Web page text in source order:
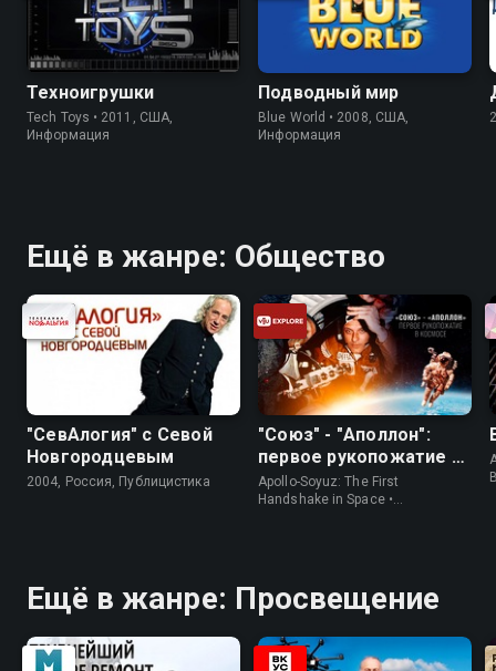
Техноигрушки
Tech Toys • 2011, США,
Информация
Подводный мир
Blue World • 2008, США,
Информация
Ещё в жанре: Общество
"СевАлогия" с Севой
Новгородцевым
2004, Россия, Публицистика
"Союз" - "Аполлон":
первое рукопожатие в
космосе
Apollo-Soyuz: The First
Handshake in Space •
Ещё в жанре: Просвещение